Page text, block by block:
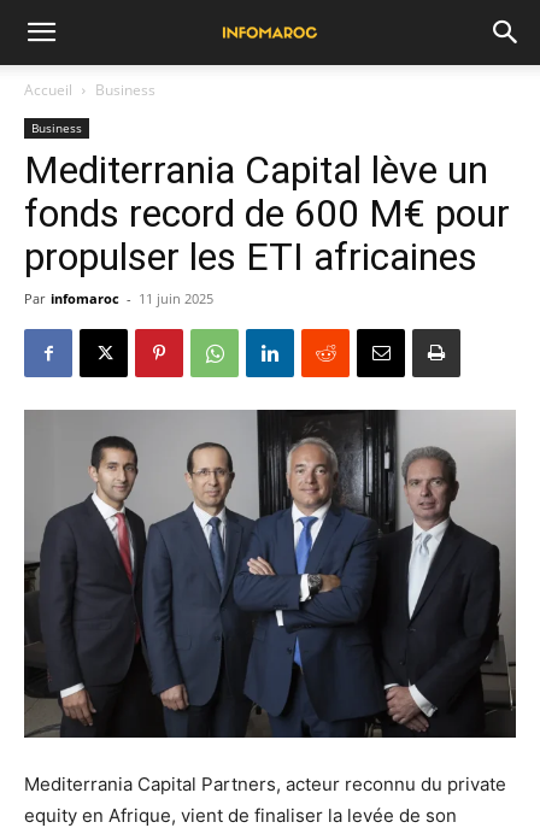
Accueil Business
Business
Mediterrania Capital lève un
fonds record de 600 M€ pour
propulser les ETI africaines
Par infomaroc - 11 juin 2025
Mediterrania Capital Partners, acteur reconnu du private
equity en Afrique, vient de finaliser la levée de son